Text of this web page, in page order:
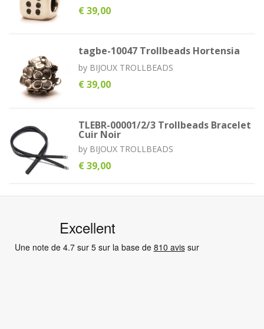
€ 39,00
tagbe-10047 Trollbeads Hortensia
by BIJOUX TROLLBEADS
€ 39,00
TLEBR-00001/2/3 Trollbeads Bracelet
Cuir Noir
by BIJOUX TROLLBEADS
€ 39,00